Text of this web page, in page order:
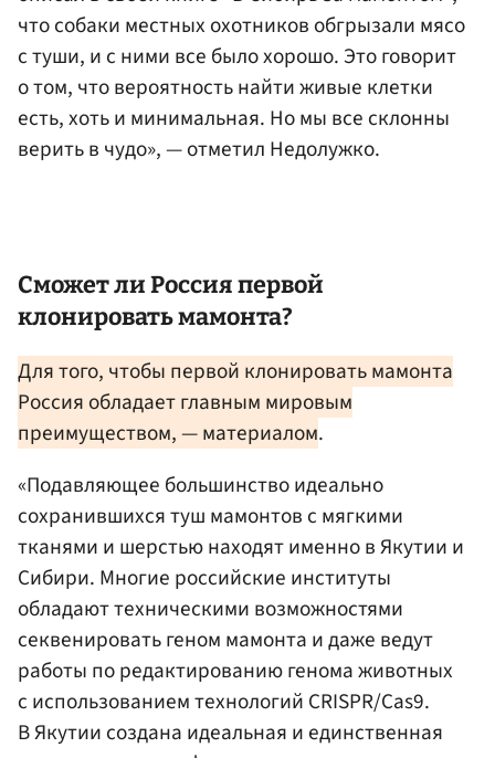
что собаки местных охотников обгрызали мясо
с туши, и с ними все было хорошо. Это говорит
о том, что вероятность найти живые клетки
есть, хоть и минимальная. Но мы все склонны
верить в чудо», — отметил Недолужко.
Сможет ли Россия первой
клонировать мамонта?
Для того, чтобы первой клонировать мамонта
Россия обладает главным мировым
преимуществом, — материалом.
«Подавляющее большинство идеально
сохранившихся туш мамонтов с мягкими
тканями и шерстью находят именно в Якутии и
Сибири. Многие российские институты
обладают техническими возможностями
секвенировать геном мамонта и даже ведут
работы по редактированию генома животных
с использованием технологий CRISPR/Cas9.
В Якутии создана идеальная и единственная